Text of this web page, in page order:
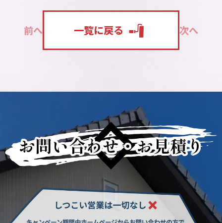
前へ 一覧に戻る 次へ
お問い合わせ・お見積り